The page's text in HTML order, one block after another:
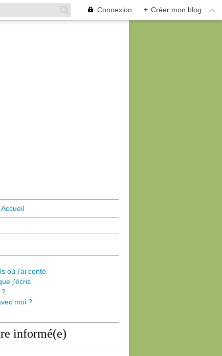
Connexion + Créer mon blog
Accueil
où j'ai conté
j'écris
?
moi ?
informé(e)